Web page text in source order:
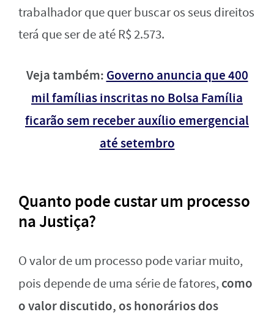
trabalhador que quer buscar os seus direitos
terá que ser de até R$ 2.573.
Veja também: Governo anuncia que 400
mil famílias inscritas no Bolsa Família
ficarão sem receber auxílio emergencial
até setembro
Quanto pode custar um processo
na Justiça?
O valor de um processo pode variar muito,
pois depende de uma série de fatores, como
o valor discutido, os honorários dos